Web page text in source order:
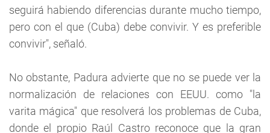
seguirá habiendo diferencias durante mucho tiempo,
pero con el que (Cuba) debe convivir. Y es preferible
convivir", señaló.
No obstante, Padura advierte que no se puede ver la
normalización de relaciones con EEUU. como "la
varita mágica" que resolverá los problemas de Cuba,
donde el propio Raúl Castro reconoce que la gran